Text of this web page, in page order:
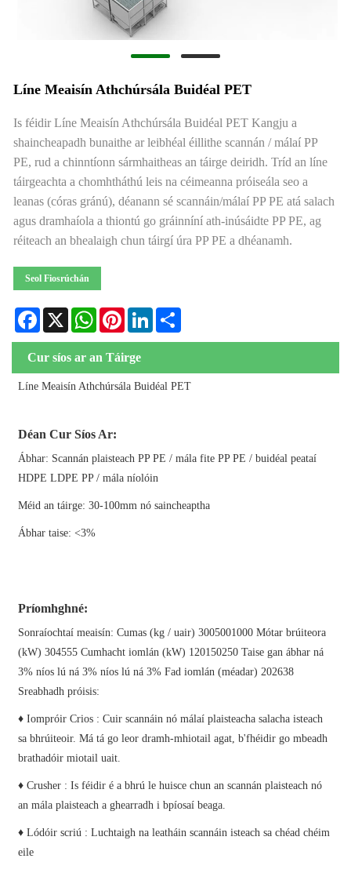
Líne Meaisín Athchúrsála Buidéal PET
Is féidir Líne Meaisín Athchúrsála Buidéal PET Kangju a
shaincheapadh bunaithe ar leibhéal éillithe scannán / málaí PP
PE, rud a chinntíonn sármhaitheas an táirge deiridh. Tríd an líne
táirgeachta a chomhtháthú leis na céimeanna próiseála seo a
leanas (córas gránú), déanann sé scannáin/málaí PP PE atá salach
agus dramhaíola a thiontú go gráinníní ath-inúsáidte PP PE, ag
réiteach an bhealaigh chun táirgí úra PP PE a dhéanamh.
Seol Fiosrúchán
Facebook
X WhatsAppPinterestLinkedIn
Cur síos ar an Táirge
Líne Meaisín Athchúrsála Buidéal PET
Déan Cur Síos Ar:
Ábhar: Scannán plaisteach PP PE / mála fite PP PE / buidéal peataí
HDPE LDPE PP / mála níolóin
Méid an táirge: 30-100mm nó saincheaptha
Ábhar taise: <3%
Príomhghné:
Sonraíochtaí meaisín: Cumas (kg / uair) 3005001000 Mótar brúiteora
(kW) 304555 Cumhacht iomlán (kW) 120150250 Taise gan ábhar ná
3% níos lú ná 3% níos lú ná 3% Fad iomlán (méadar) 202638
Sreabhadh próisis:
♦ Iompróir Crios : Cuir scannáin nó málaí plaisteacha salacha isteach
sa bhrúiteoir. Má tá go leor dramh-mhiotail agat, b'fhéidir go mbeadh
brathadóir miotail uait.
♦ Crusher : Is féidir é a bhrú le huisce chun an scannán plaisteach nó
an mála plaisteach a ghearradh i bpíosaí beaga.
♦ Lódóir scriú : Luchtaigh na leatháin scannáin isteach sa chéad chéim
eile